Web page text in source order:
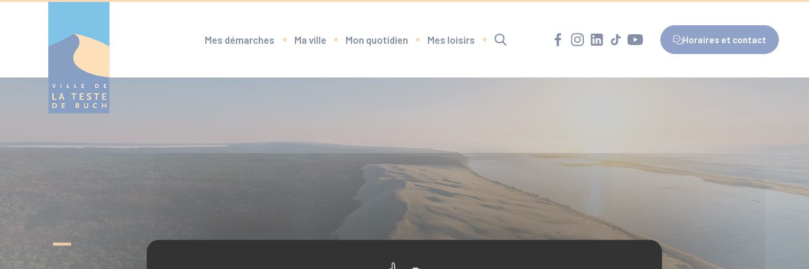
Mes démarches Ma ville Mon quotidien Mes loisirs Horaires et contact
RECHERCHE
Cookies management panel